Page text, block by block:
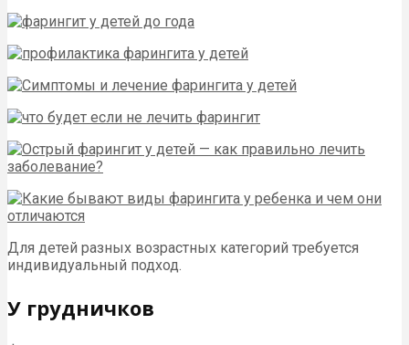
Для детей разных возрастных категорий требуется
индивидуальный подход.
У грудничков